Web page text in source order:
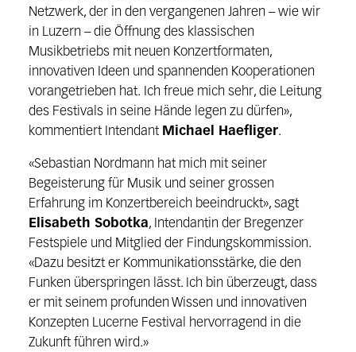
Netzwerk, der in den vergangenen Jahren – wie wir
in Luzern – die Öffnung des klassischen
Musikbetriebs mit neuen Konzertformaten,
innovativen Ideen und spannenden Kooperationen
vorangetrieben hat. Ich freue mich sehr, die Leitung
des Festivals in seine Hände legen zu dürfen»,
kommentiert Intendant Michael Haefliger.
«Sebastian Nordmann hat mich mit seiner
Begeisterung für Musik und seiner grossen
Erfahrung im Konzertbereich beeindruckt», sagt
Elisabeth Sobotka, Intendantin der Bregenzer
Festspiele und Mitglied der Findungskommission.
«Dazu besitzt er Kommunikationsstärke, die den
Funken überspringen lässt. Ich bin überzeugt, dass
er mit seinem profunden Wissen und innovativen
Konzepten Lucerne Festival hervorragend in die
Zukunft führen wird.»